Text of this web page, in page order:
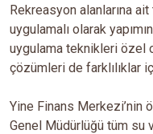
Rekreasyon alanlarına ait
uygulamalı olarak
uygulama teknikleri özel
çözümleri de farklılıklar
Yine Finans Merkezi’nin
Genel Müdürlüğü tüm su